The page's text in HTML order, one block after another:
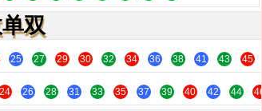
双
25 27 29 30 32 34 36 38 41 43 45
26 28 31 33 35 37 39 40 42 44 46